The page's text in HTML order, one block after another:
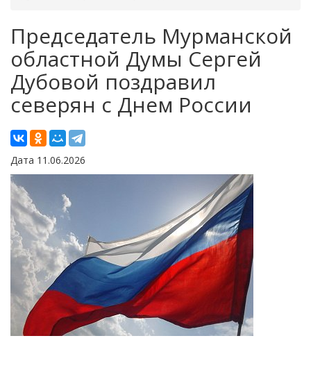
Председатель Мурманской
областной Думы Сергей
Дубовой поздравил
северян с Днем России
Дата 11.06.2026